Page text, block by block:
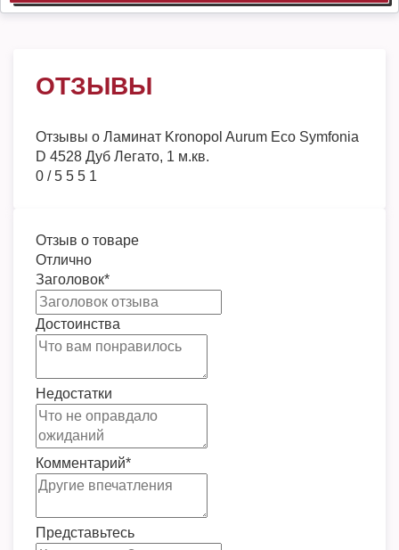
ОТЗЫВЫ
Отзывы о Ламинат Kronopol Aurum Eco Symfonia
D 4528 Дуб Легато, 1 м.кв.
0 /5 5 5 1
Отзыв о товаре
Отлично
Заголовок*
Достоинства
Недостатки
Комментарий*
Представьтесь